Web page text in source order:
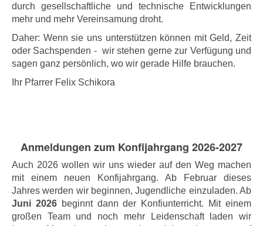
durch gesellschaftliche und technische Entwicklungen
mehr und mehr Vereinsamung droht.
Daher: Wenn sie uns unterstützen können mit Geld, Zeit
oder Sachspenden - wir stehen gerne zur Verfügung und
sagen ganz persönlich, wo wir gerade Hilfe brauchen.
Ihr Pfarrer Felix Schikora
Anmeldungen zum Konfijahrgang 2026-2027
Auch 2026 wollen wir uns wieder auf den Weg machen
mit einem neuen Konfijahrgang. Ab Februar dieses
Jahres werden wir beginnen, Jugendliche einzuladen. Ab
Juni 2026beginnt dann der Konfiunterricht. Mit einem
großen Team und noch mehr Leidenschaft laden wir